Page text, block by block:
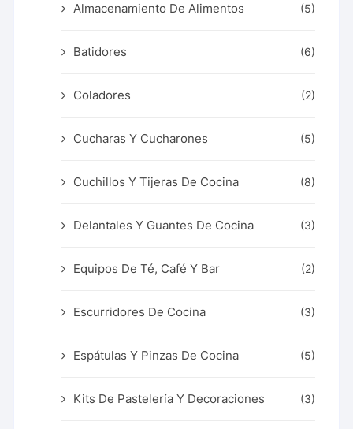
Almacenamiento De Alimentos (5)
Batidores (6)
Coladores (2)
Cucharas Y Cucharones (5)
Cuchillos Y Tijeras De Cocina (8)
Delantales Y Guantes De Cocina (3)
Equipos De Té, Café Y Bar (2)
Escurridores De Cocina (3)
Espátulas Y Pinzas De Cocina (5)
Kits De Pastelería Y Decoraciones (3)